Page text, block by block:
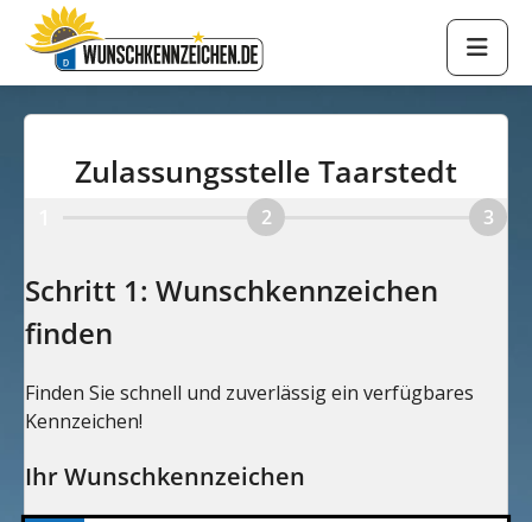
Zulassungsstelle Taarstedt